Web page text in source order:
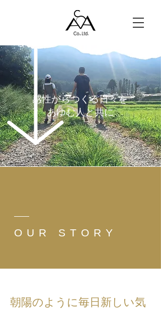
感性からつくる日々を
​あゆむ人と共に
OUR STORY
朝陽のように毎日新しい気